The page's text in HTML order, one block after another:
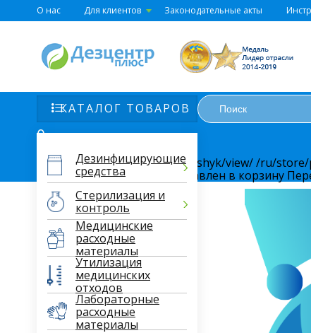
О нас Для клиентов Законодательные акты
КАТАЛОГ ТОВАРОВ
Дезинфицирующие
средства
Стерилизация и
контроль
Медицинские
расходные
материалы
Утилизация
медицинских
отходов
Лабораторные
расходные
материалы
0
https://dezmed.com.ua//ru/koshyk/view//ru/store/
Товар в корзине
Товар добавлен в корзину